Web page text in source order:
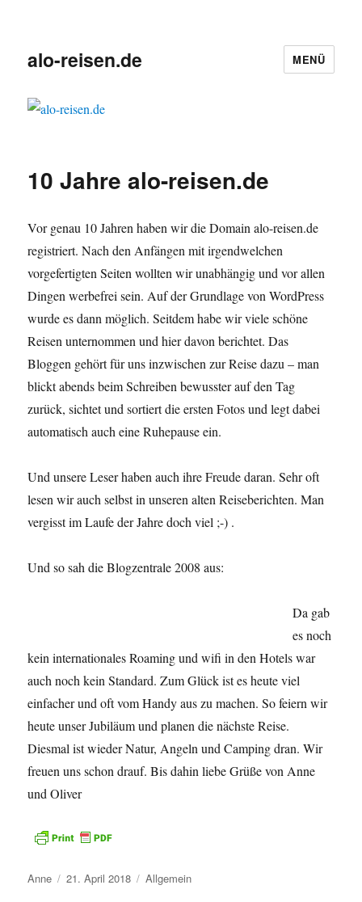
alo-reisen.de MENÜ
10 Jahre alo-reisen.de
Vor genau 10 Jahren haben wir die Domain alo-reisen.de
registriert. Nach den Anfängen mit irgendwelchen
vorgefertigten Seiten wollten wir unabhängig und vor allen
Dingen werbefrei sein. Auf der Grundlage von WordPress
wurde es dann möglich. Seitdem habe wir viele schöne
Reisen unternommen und hier davon berichtet. Das
Bloggen gehört für uns inzwischen zur Reise dazu – man
blickt abends beim Schreiben bewusster auf den Tag
zurück, sichtet und sortiert die ersten Fotos und legt dabei
automatisch auch eine Ruhepause ein.
Und unsere Leser haben auch ihre Freude daran. Sehr oft
lesen wir auch selbst in unseren alten Reiseberichten. Man
vergisst im Laufe der Jahre doch viel ;-) .
Und so sah die Blogzentrale 2008 aus:
Da gab
es noch
kein internationales Roaming und wifi in den Hotels war
auch noch kein Standard. Zum Glück ist es heute viel
einfacher und oft vom Handy aus zu machen. So feiern wir
heute unser Jubiläum und planen die nächste Reise.
Diesmal ist wieder Natur, Angeln und Camping dran. Wir
freuen uns schon drauf. Bis dahin liebe Grüße von Anne
und Oliver
Autor
Anne
Veröffentlicht
21. April 2018 Kategorien
Allgemein